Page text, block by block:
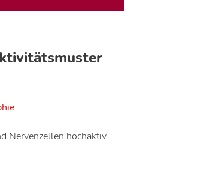
Nervenzellen hochaktiv.